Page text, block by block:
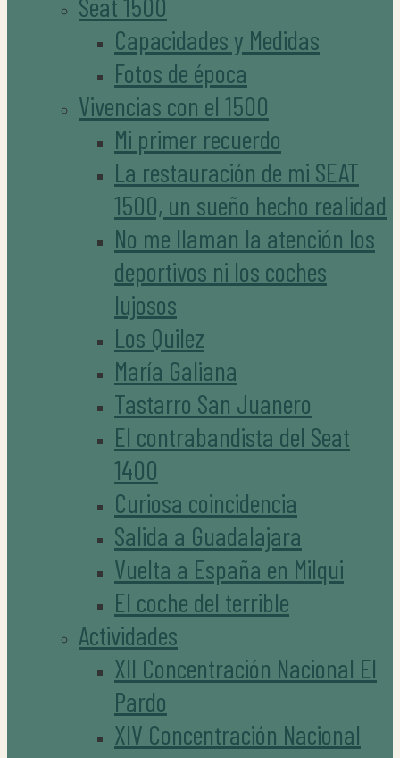
Capacidades y Medidas
Fotos de época
Vivencias con el 1500
Mi primer recuerdo
La restauración de mi SEAT
1500, un sueño hecho realidad
No me llaman la atención los
deportivos ni los coches
lujosos
Los Quilez
María Galiana
Tastarro San Juanero
El contrabandista del Seat
1400
Curiosa coincidencia
Salida a Guadalajara
Vuelta a España en Milqui
El coche del terrible
Actividades
XII Concentración Nacional El
Pardo
XIV Concentración Nacional